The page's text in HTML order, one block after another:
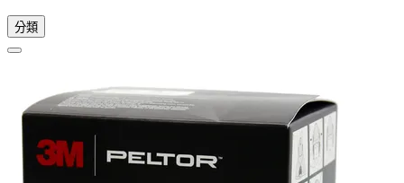
分類